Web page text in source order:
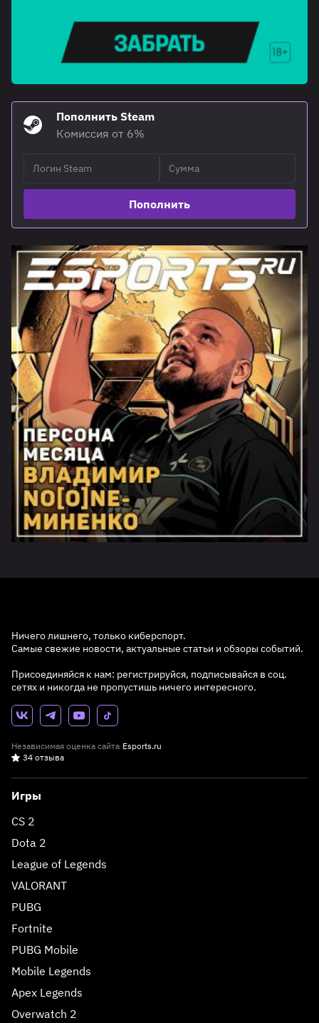
Пополнить Steam
Комиссия от 6%
Пополнить
Ничего лишнего, только киберспорт.
Самые свежие новости, актуальные статьи и обзоры событий.
Присоединяйся к нам: регистрируйся, подписывайся в соц.
сетях и никогда не пропустишь ничего интересного.
Независимая оценка сайта Esports.ru
34 отзыва
Игры
CS 2
Dota 2
League of Legends
VALORANT
PUBG
Fortnite
PUBG Mobile
Mobile Legends
Apex Legends
Overwatch 2